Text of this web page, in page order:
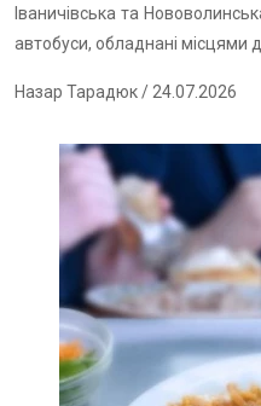
Іваничівська та
автобуси, обладнані місцями
Назар Тарадюк/ 24.07.2026